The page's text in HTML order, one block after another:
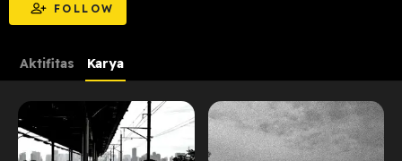
FOLLOW
Aktifitas Karya